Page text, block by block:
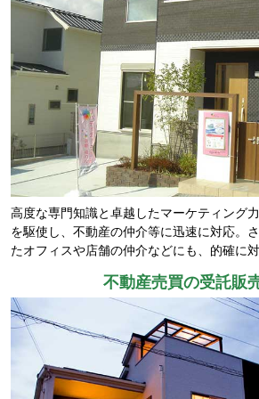
高度な専門知識と卓越したマーケティング
を駆使し、不動産の仲介等に迅速に対応。
たオフィスや店舗の仲介などにも、的確に対
不動産売買の受託販